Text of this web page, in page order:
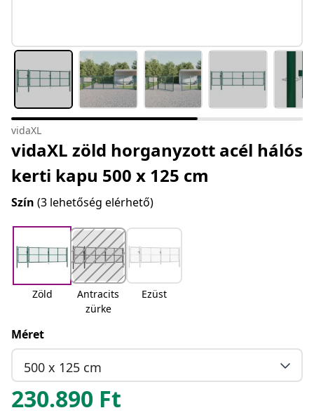
vidaXL
vidaXL zöld horganyzott acél hálós
kerti kapu 500 x 125 cm
Szín (3 lehetőség elérhető)
Zöld
Antracits
zürke
Ezüst
Méret
500 x 125 cm
230.890 Ft